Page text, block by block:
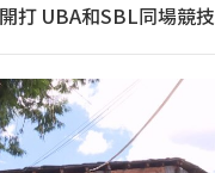
打 UBA和SBL同場競技